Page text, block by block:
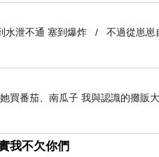
水泄不通 塞到爆炸 / 不過從崽崽
番茄、南瓜子 我與認識的攤販
我不欠你們